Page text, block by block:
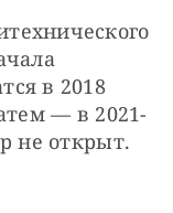
в 2018
— в 2021-
не открыт.